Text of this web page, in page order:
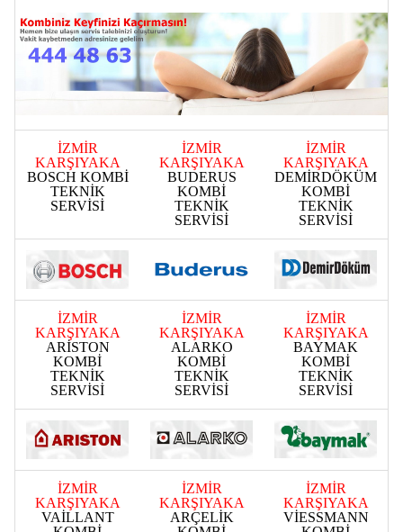
İZMİR
KARŞIYAKA
BOSCH KOMBİ
TEKNİK
SERVİSİ
İZMİR
KARŞIYAKA
BUDERUS
KOMBİ
TEKNİK
SERVİSİ
İZMİR
KARŞIYAKA
DEMİRDÖKÜM
KOMBİ
TEKNİK
SERVİSİ
İZMİR
KARŞIYAKA
ARİSTON
KOMBİ
TEKNİK
SERVİSİ
İZMİR
KARŞIYAKA
ALARKO
KOMBİ
TEKNİK
SERVİSİ
İZMİR
KARŞIYAKA
BAYMAK
KOMBİ
TEKNİK
SERVİSİ
İZMİR
KARŞIYAKA
VAİLLANT
İZMİR
KARŞIYAKA
ARÇELİK
İZMİR
KARŞIYAKA
VİESSMANN